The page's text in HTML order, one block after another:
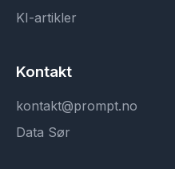
KI-artikler
Kontakt
kontakt@prompt.no
Data Sør